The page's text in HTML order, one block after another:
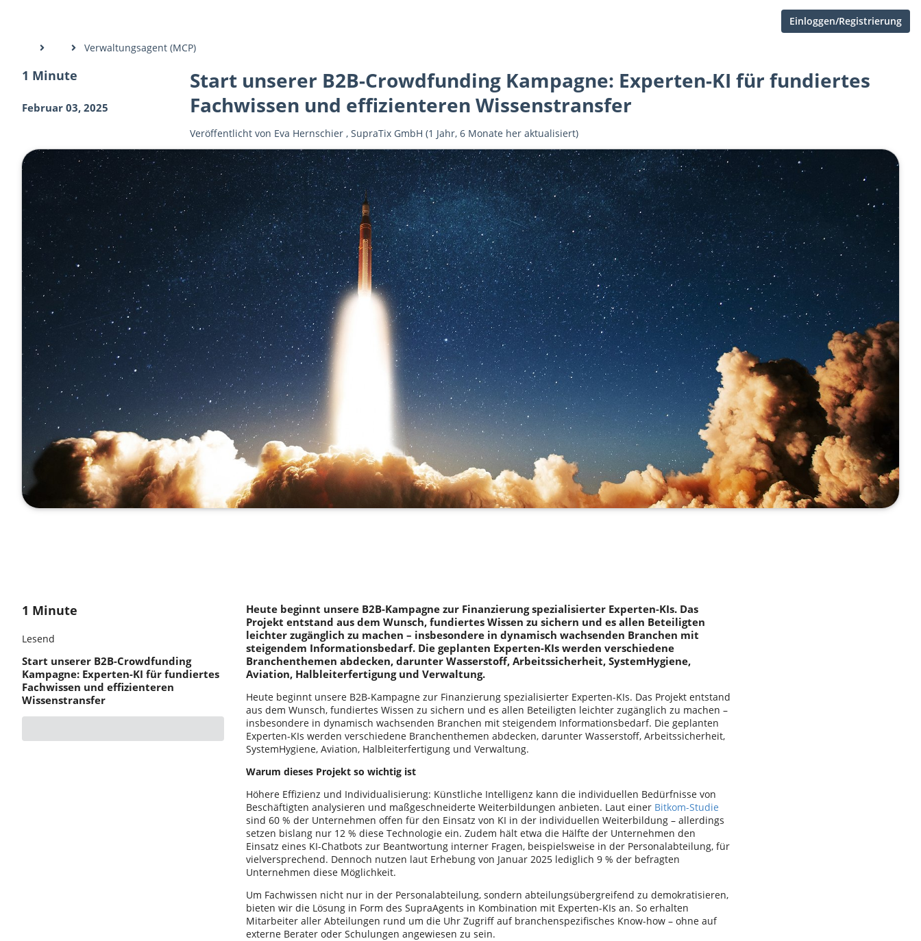
Einloggen/Registrierung
Verwaltungsagent (MCP)
1 Minute
Februar 03, 2025
Start unserer B2B-Crowdfunding Kampagne: Experten-KI für fundiertes
Fachwissen und effizienteren Wissenstransfer
Veröffentlicht von Eva Hernschier ,SupraTix GmbH (1 Jahr, 6 Monate her aktualisiert)
1 Minute
Lesend
Start unserer B2B-Crowdfunding
Kampagne: Experten-KI für fundiertes
Fachwissen und effizienteren
Wissenstransfer
Heute beginnt unsere B2B-Kampagne zur Finanzierung spezialisierter Experten-KIs. Das
Projekt entstand aus dem Wunsch, fundiertes Wissen zu sichern und es allen Beteiligten
leichter zugänglich zu machen – insbesondere in dynamisch wachsenden Branchen mit
steigendem Informationsbedarf. Die geplanten Experten-KIs werden verschiedene
Branchenthemen abdecken, darunter Wasserstoff, Arbeitssicherheit, SystemHygiene,
Aviation, Halbleiterfertigung und Verwaltung.
Heute beginnt unsere B2B-Kampagne zur Finanzierung spezialisierter Experten-KIs. Das Projekt entstand
aus dem Wunsch, fundiertes Wissen zu sichern und es allen Beteiligten leichter zugänglich zu machen –
insbesondere in dynamisch wachsenden Branchen mit steigendem Informationsbedarf. Die geplanten
Experten-KIs werden verschiedene Branchenthemen abdecken, darunter Wasserstoff, Arbeitssicherheit,
SystemHygiene, Aviation, Halbleiterfertigung und Verwaltung.
Warum dieses Projekt so wichtig ist
Höhere Effizienz und Individualisierung: Künstliche Intelligenz kann die individuellen Bedürfnisse von
Beschäftigten analysieren und maßgeschneiderte Weiterbildungen anbieten. Laut einer Bitkom-Studie
sind 60 % der Unternehmen offen für den Einsatz von KI in der individuellen Weiterbildung – allerdings
setzen bislang nur 12 % diese Technologie ein. Zudem hält etwa die Hälfte der Unternehmen den
Einsatz eines KI-Chatbots zur Beantwortung interner Fragen, beispielsweise in der Personalabteilung, für
vielversprechend. Dennoch nutzen laut Erhebung von Januar 2025 lediglich 9 % der befragten
Unternehmen diese Möglichkeit.
Um Fachwissen nicht nur in der Personalabteilung, sondern abteilungsübergreifend zu demokratisieren,
bieten wir die Lösung in Form des SupraAgents in Kombination mit Experten-KIs an. So erhalten
Mitarbeiter aller Abteilungen rund um die Uhr Zugriff auf branchenspezifisches Know-how – ohne auf
externe Berater oder Schulungen angewiesen zu sein.